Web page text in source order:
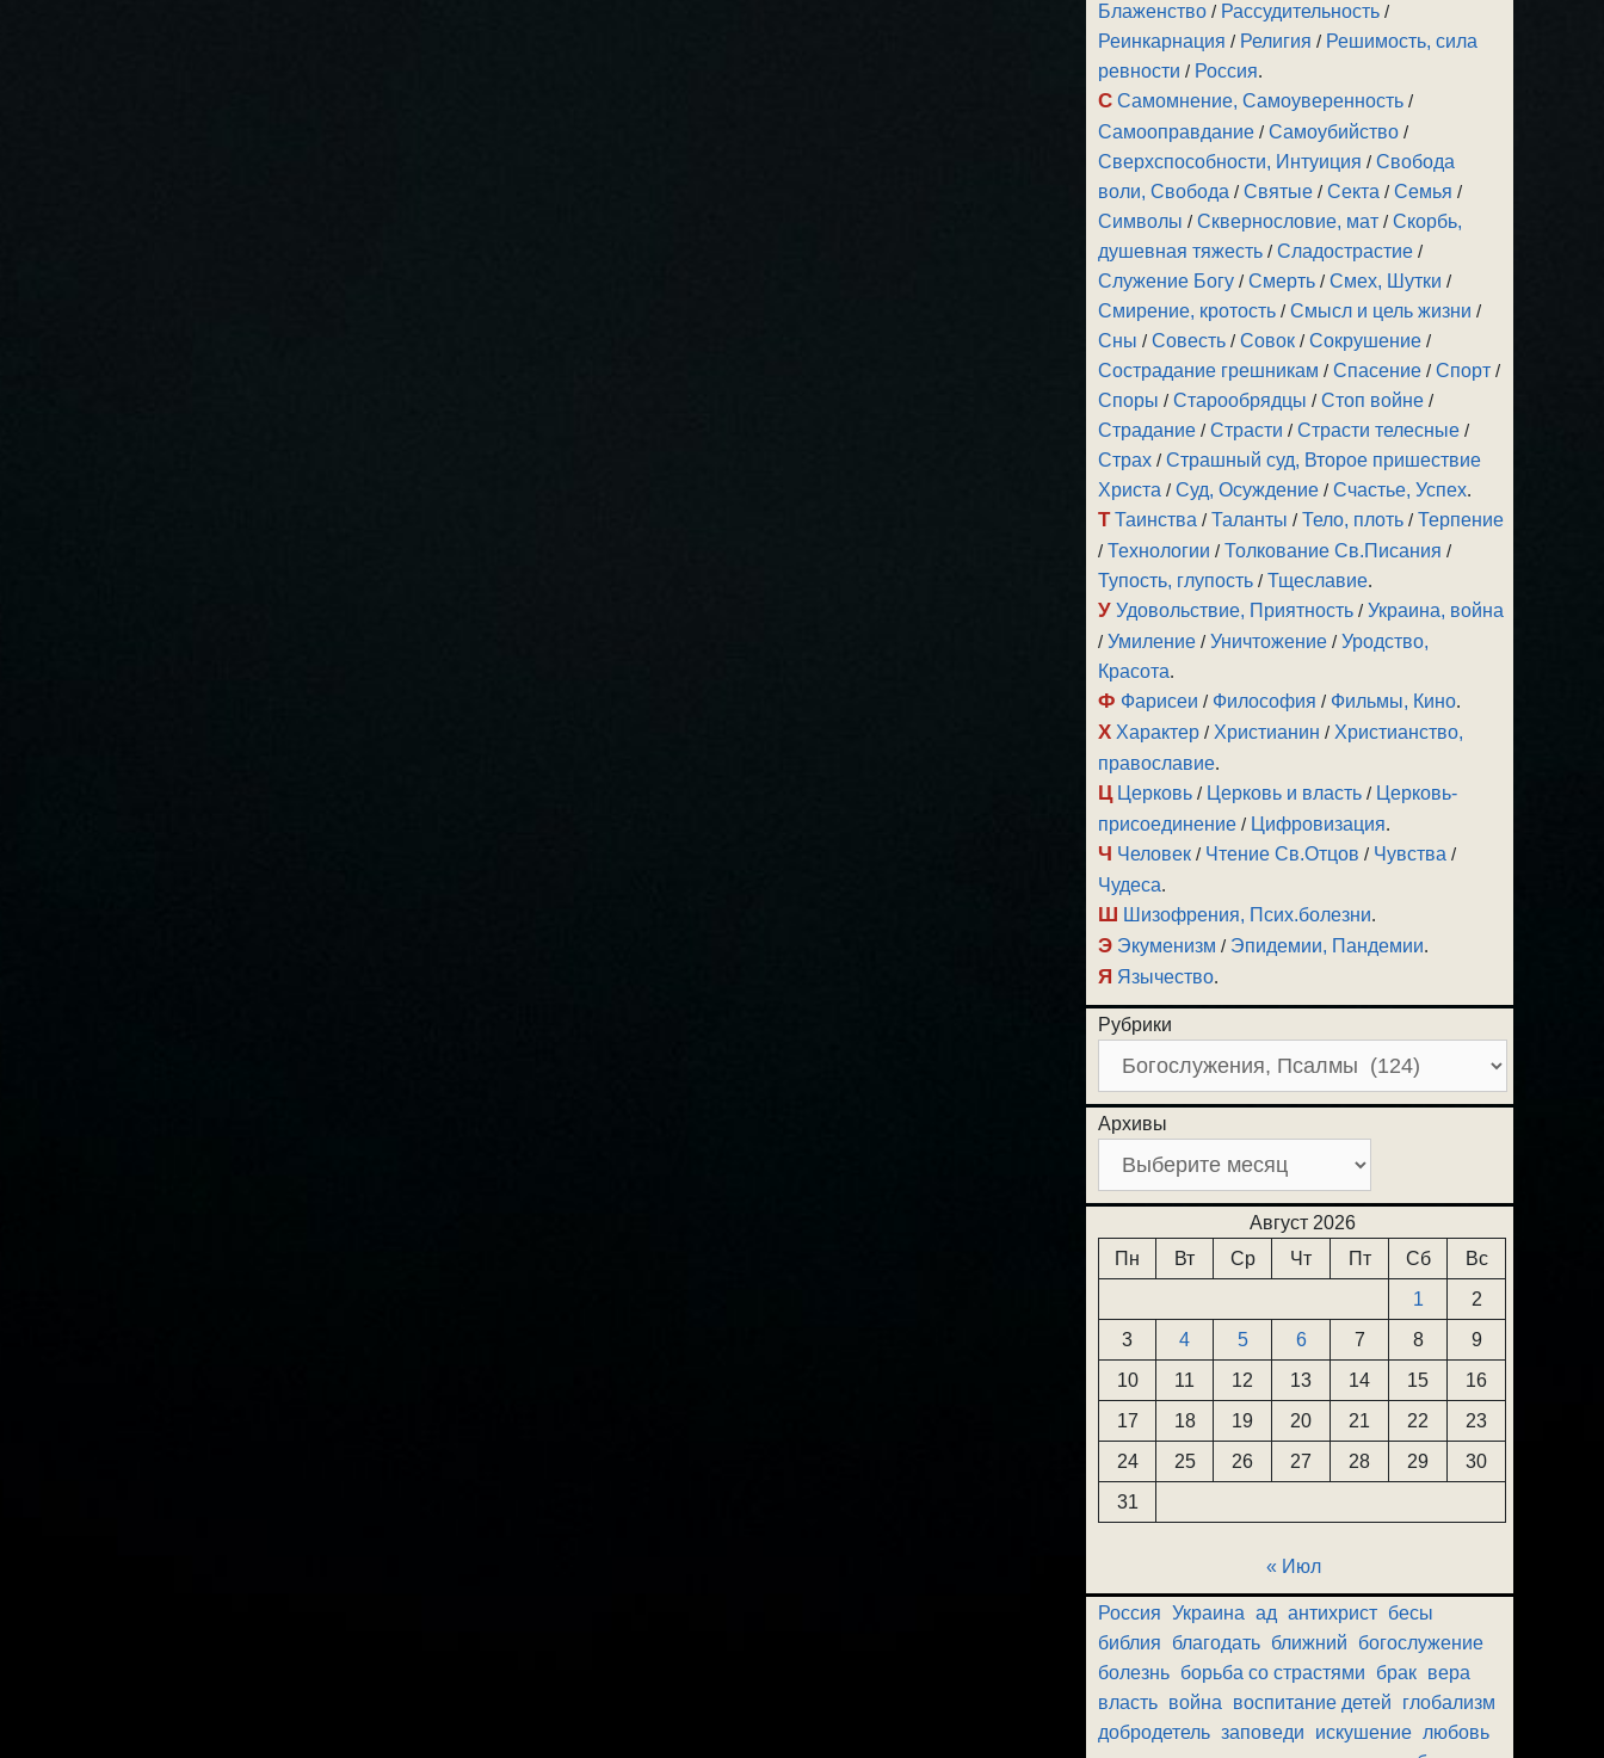
Блаженство / Рассудительность /
Реинкарнация / Религия / Решимость, сила
ревности / Россия.
С Самомнение, Самоуверенность /
Самооправдание /Самоубийство /
Сверхспособности, Интуиция /Свобода
воли, Свобода /Святые /Секта /Семья /
Символы /Сквернословие, мат /Скорбь,
душевная тяжесть /Сладострастие /
Служение Богу /Смерть /Смех, Шутки /
Смирение, кротость /Смысл и цель жизни /
Сны /Совесть /Совок /Сокрушение /
Сострадание грешникам /Спасение /Спорт /
Споры /Старообрядцы /Стоп войне /
Страдание /Страсти /Страсти телесные /
Страх /Страшный суд, Второе пришествие
Христа /Суд, Осуждение /Счастье, Успех.
Т Таинства /Таланты /Тело, плоть /Терпение
/Технологии /Толкование Св.Писания /
Тупость, глупость /Тщеславие.
У Удовольствие, Приятность /Украина, война
/Умиление /Уничтожение /Уродство,
Красота.
Ф Фарисеи / Философия / Фильмы, Кино.
Х Характер / Христианин / Христианство,
православие.
Ц Церковь / Церковь и власть / Церковь-
присоединение / Цифровизация.
Ч Человек / Чтение Св.Отцов / Чувства /
Чудеса.
Ш Шизофрения, Псих.болезни.
Э Экуменизм / Эпидемии, Пандемии.
Я Язычество.
Рубрики
Архивы
Август 2026
Пн
Вт Ср Чт Пт Сб
Вс
1
2
3
4 5 6 7 8
9
10
11 12 13 14 15
16
17
18 19 20 21 22
23
24
25 26 27 28 29
30
31
« Июл
Россия Украина ад антихрист бесы
библия
благодать ближний
богослужение
болезнь борьба со страстями брак вера
власть война воспитание детей
глобализм
добродетель заповеди искушение любовь